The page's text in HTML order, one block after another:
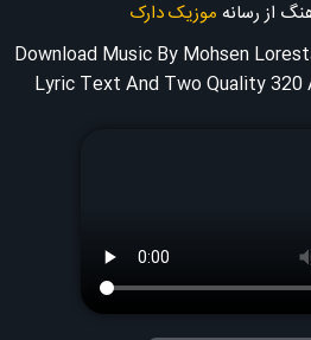
از رسانه موزیک دارک
Download Music By Mohsen
Lyric Text And Two Quality 320